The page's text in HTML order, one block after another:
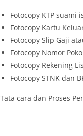
Fotocopy KTP suami
Fotocopy Kartu
Fotocopy Slip Gaji
Fotocopy Nomor
Fotocopy Rekening
Fotocopy STNK dan
Tata cara dan Proses